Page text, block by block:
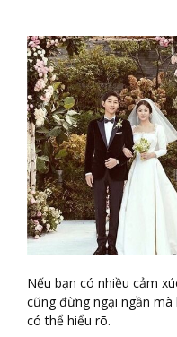
Nếu bạn có nhiều cảm
cũng đừng ngại ngần
có thể hiểu rõ.